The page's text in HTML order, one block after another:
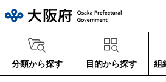
分類から探す 目的から探す 組